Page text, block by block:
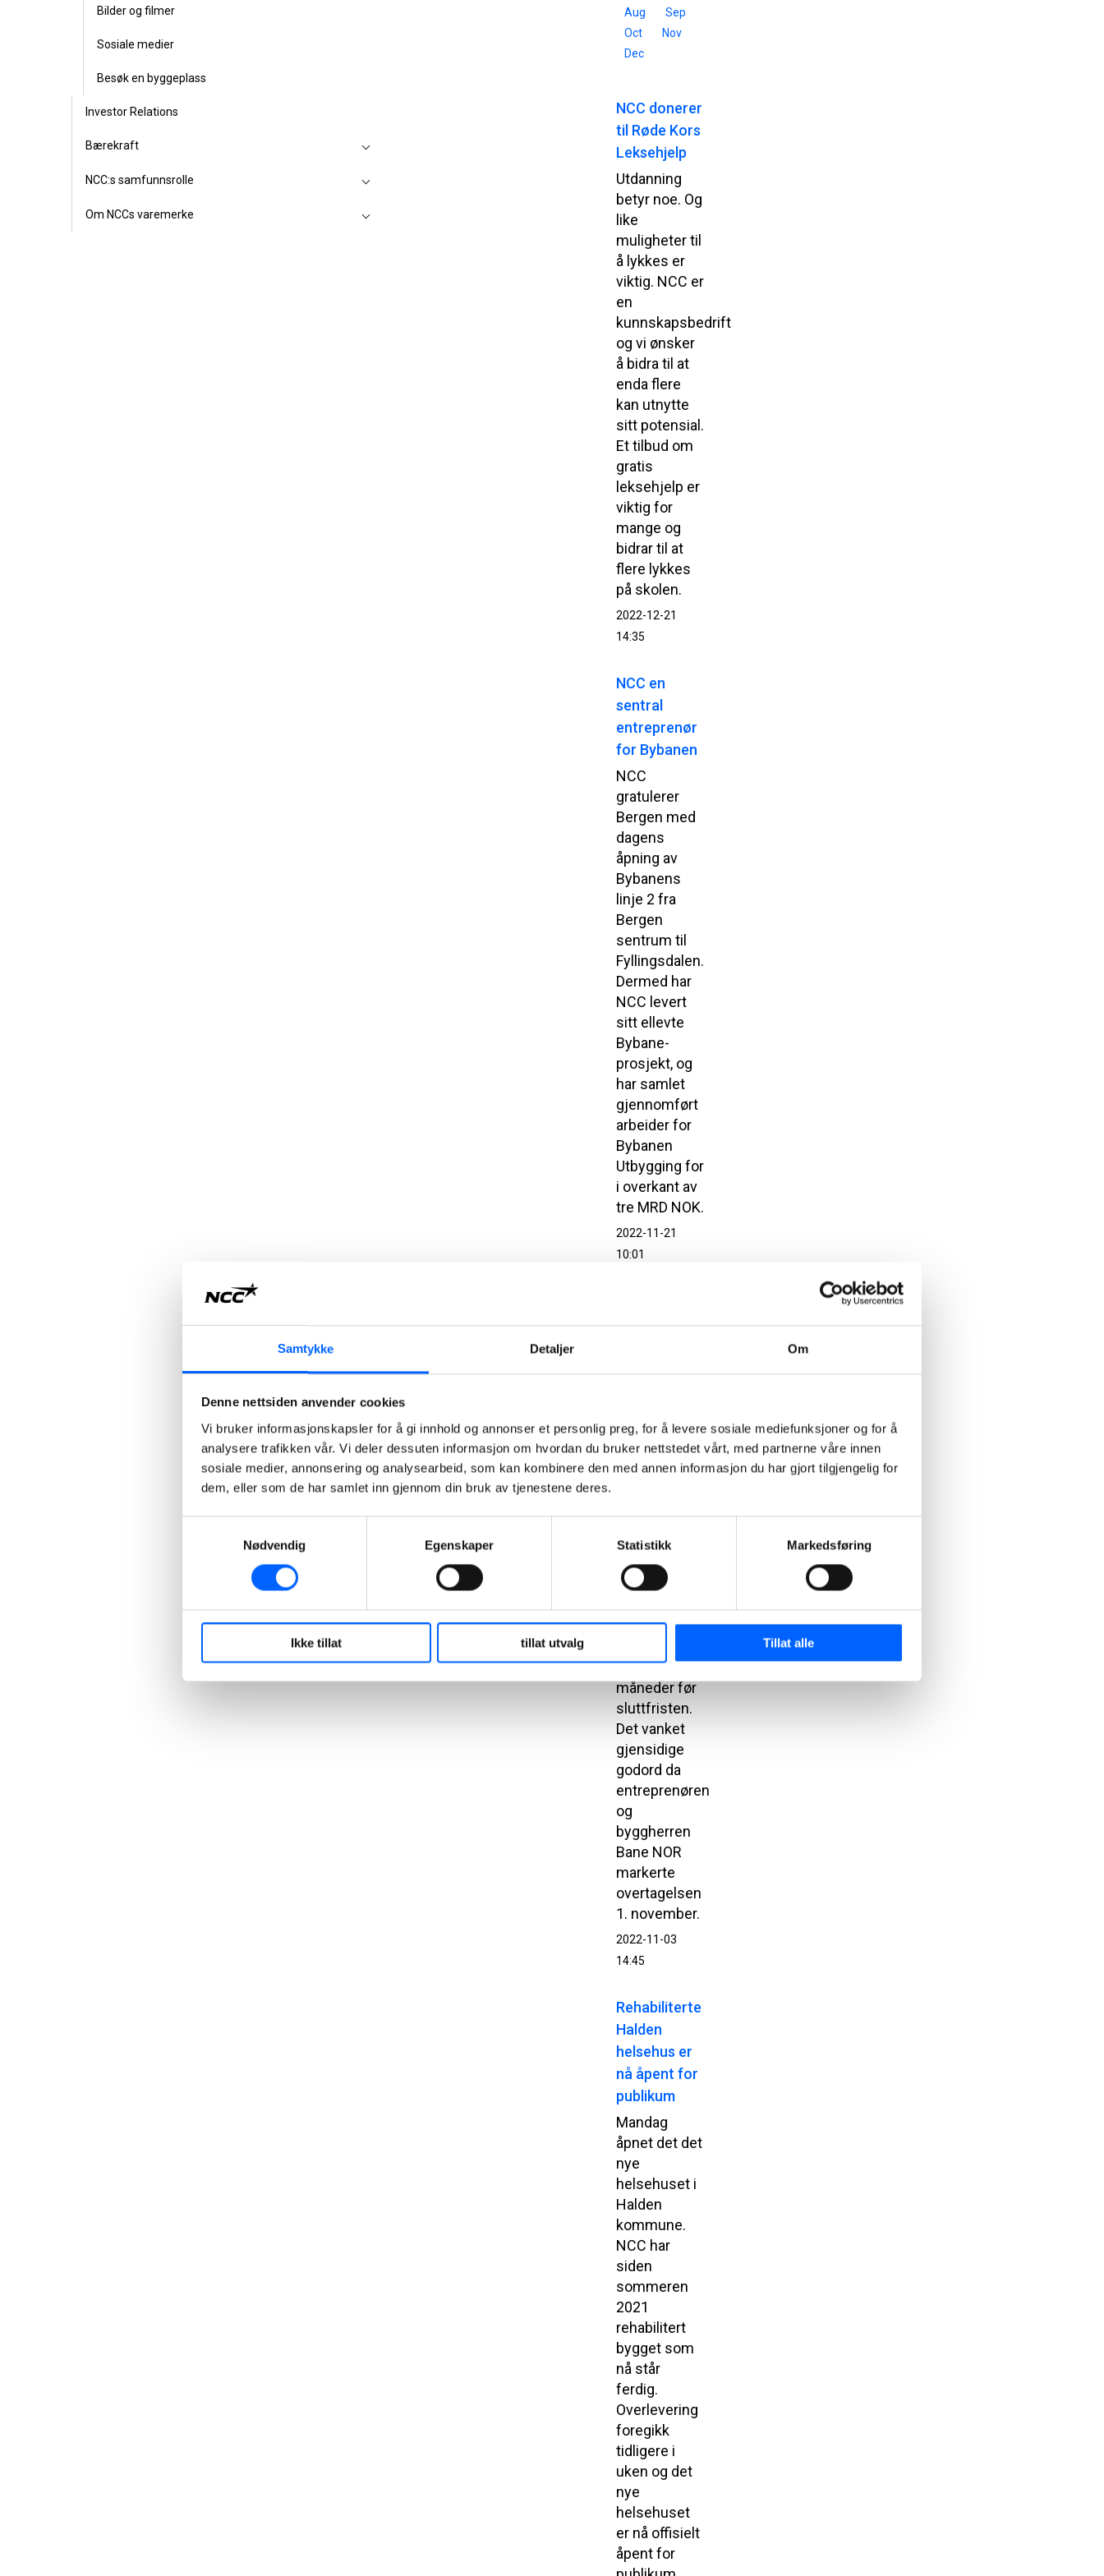
Samtykke Detaljer Om
Denne nettsiden anvender cookies
Vi bruker informasjonskapsler for å gi innhold og annonser et personlig preg, for å levere sosiale mediefunksjoner og for å
analysere trafikken vår. Vi deler dessuten informasjon om hvordan du bruker nettstedet vårt, med partnerne våre innen
sosiale medier, annonsering og analysearbeid, som kan kombinere den med annen informasjon du har gjort tilgjengelig for
dem, eller som de har samlet inn gjennom din bruk av tjenestene deres.
Nødvendig
Egenskaper Statistikk Markedsføring
Ikke tillat tillat utvalg Tillat alle
Bilder og filmer
Sosiale medier
Besøk en byggeplass
Investor Relations
Bærekraft
NCC:s samfunnsrolle
Om NCCs varemerke
Aug
Sep
Oct
Nov
Dec
NCC donerer
til Røde Kors
Leksehjelp
Utdanning
betyr noe. Og
like
muligheter til
å lykkes er
viktig. NCC er
en
kunnskapsbedrift
og vi ønsker
å bidra til at
enda flere
kan utnytte
sitt potensial.
Et tilbud om
gratis
leksehjelp er
viktig for
mange og
bidrar til at
flere lykkes
på skolen.
2022-12-21
14:35
NCC en
sentral
entreprenør
for Bybanen
NCC
gratulerer
Bergen med
dagens
åpning av
Bybanens
linje 2 fra
Bergen
sentrum til
Fyllingsdalen.
Dermed har
NCC levert
sitt ellevte
Bybane-
prosjekt, og
har samlet
gjennomført
arbeider for
Bybanen
Utbygging for
i overkant av
tre MRD NOK.
2022-11-21
10:01
overleverte
langt foran
skjema
med bygging
av nytt
dobbeltspor
mellom
Venjar og
over sju
måneder før
sluttfristen.
Det vanket
gjensidige
godord da
entreprenøren
og
byggherren
Bane NOR
markerte
overtagelsen
1. november.
2022-11-03
14:45
Rehabiliterte
Halden
helsehus er
nå åpent for
publikum
Mandag
åpnet det det
nye
helsehuset i
Halden
kommune.
NCC har
siden
sommeren
2021
rehabilitert
bygget som
nå står
ferdig.
Overlevering
foregikk
tidligere i
uken og det
nye
helsehuset
er nå offisielt
åpent for